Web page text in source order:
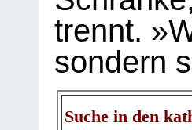
trennt.
sondern
Suche in den